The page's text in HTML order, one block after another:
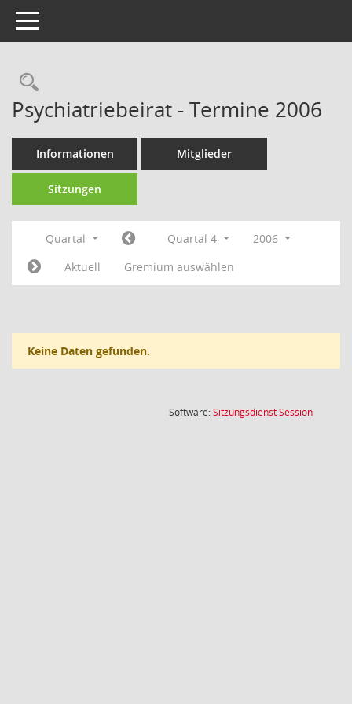
Toggle navigation
Rechercheauswahl
Psychiatriebeirat - Termine 2006
Informationen Mitglieder
Sitzungen
Quartal Quartal 4
2006
Aktuell
Gremium auswählen
Keine Daten gefunden.
Software:SitzungsdienstSession(Wird in